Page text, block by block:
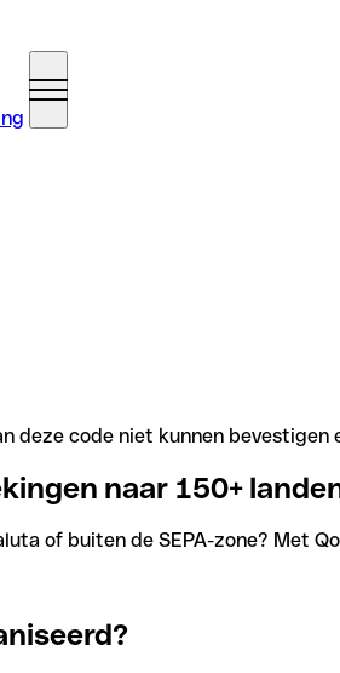
deze code niet kunnen
naar 150+
of buiten de SEPA-zone? Met